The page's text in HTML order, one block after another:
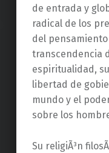
de entrada y
radical de los
del
transcendencia
espiritualidad,
libertad de
mundo y el
sobre los
Su religiÃ³n